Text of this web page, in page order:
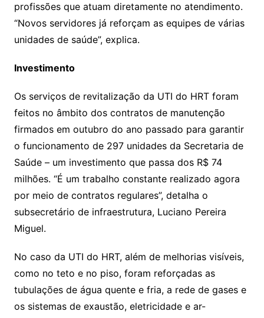
profissões que atuam diretamente no atendimento.
“Novos servidores já reforçam as equipes de várias
unidades de saúde”, explica.
Investimento
Os serviços de revitalização da UTI do HRT foram
feitos no âmbito dos contratos de manutenção
firmados em outubro do ano passado para garantir
o funcionamento de 297 unidades da Secretaria de
Saúde – um investimento que passa dos R$ 74
milhões. “É um trabalho constante realizado agora
por meio de contratos regulares”, detalha o
subsecretário de infraestrutura, Luciano Pereira
Miguel.
No caso da UTI do HRT, além de melhorias visíveis,
como no teto e no piso, foram reforçadas as
tubulações de água quente e fria, a rede de gases e
os sistemas de exaustão, eletricidade e ar-